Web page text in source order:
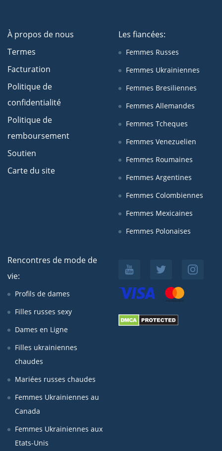
À propos de nous
Termes
Facturation
Politique de
confidentialité
Politique de
remboursement
Soutien
Carte du site
Les fiancées:
Femmes Russes
Femmes Ukrainiennes
Femmes Bresiliennes
Femmes Allemandes
Femmes Tcheques
Femmes Venezuelien
Femmes Roumaines
Femmes Argentines
Femmes Colombiennes
Femmes Mexicaines
Femmes Polonaises
Rencontres de mode de
vie:
Profils de dames
Filles russes sexy
Dames en Ligne
Filles ukrainiennes
chaudes
Mariées russes chaudes
Femmes Ukrainiennes au
Canada
Femmes Ukrainiennes aux
Etats-Unis